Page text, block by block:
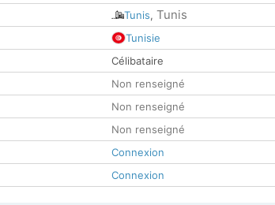
Tunis, Tunis
Tunisie
Célibataire
Non renseigné
Non renseigné
Non renseigné
Connexion
Connexion